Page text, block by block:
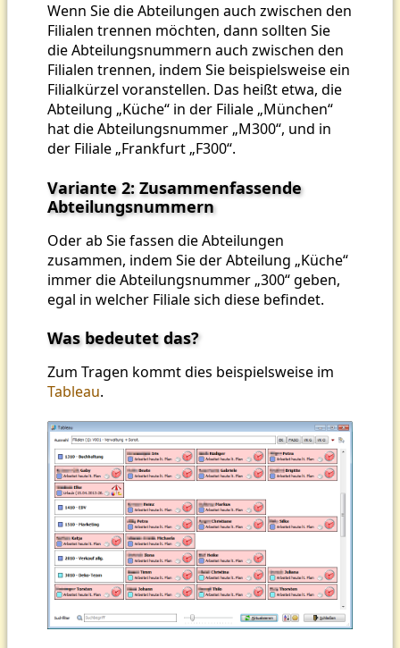
Wenn Sie die Abteilungen auch zwischen den
Filialen trennen möchten, dann sollten Sie
die Abteilungsnummern auch zwischen den
Filialen trennen, indem Sie beispielsweise ein
Filialkürzel voranstellen. Das heißt etwa, die
Abteilung „Küche“ in der Filiale „München“
hat die Abteilungsnummer „M300“, und in
der Filiale „Frankfurt „F300“.
Variante 2: Zusammenfassende
Abteilungsnummern
Oder ab Sie fassen die Abteilungen
zusammen, indem Sie der Abteilung „Küche“
immer die Abteilungsnummer „300“ geben,
egal in welcher Filiale sich diese befindet.
Was bedeutet das?
Zum Tragen kommt dies beispielsweise im
Tableau.